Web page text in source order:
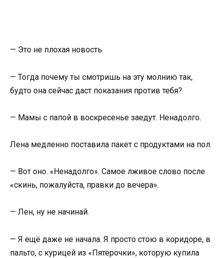
— Это не плохая новость.
— Тогда почему ты смотришь на эту молнию так,
будто она сейчас даст показания против тебя?
— Мамы с папой в воскресенье заедут. Ненадолго.
Лена медленно поставила пакет с продуктами на пол.
— Вот оно. «Ненадолго». Самое лживое слово после
«скинь, пожалуйста, правки до вечера».
— Лен, ну не начинай.
— Я ещё даже не начала. Я просто стою в коридоре, в
пальто, с курицей из «Пятёрочки», которую купила